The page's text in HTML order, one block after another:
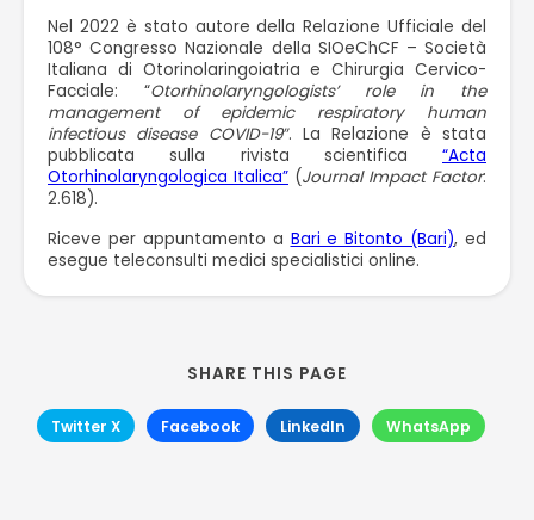
Nel 2022 è stato autore della Relazione Ufficiale del
108° Congresso Nazionale della SIOeChCF – Società
Italiana di Otorinolaringoiatria e Chirurgia Cervico-
Facciale: “Otorhinolaryngologists’ role in the
management of epidemic respiratory human
infectious disease COVID-19″. La Relazione è stata
pubblicata sulla rivista scientifica “Acta
Otorhinolaryngologica Italica” (Journal Impact Factor:
2.618).
Riceve per appuntamento a Bari e Bitonto (Bari), ed
esegue teleconsulti medici specialistici online.
SHARE THIS PAGE
Twitter X Facebook LinkedIn WhatsApp